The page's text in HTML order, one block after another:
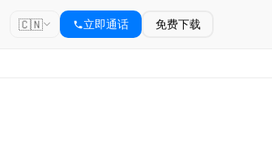
🇨🇳 立即通话 免费下载